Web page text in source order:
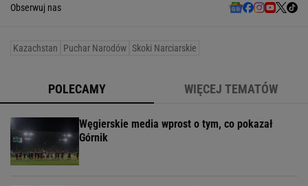
Obserwuj nas
Kazachstan Puchar Narodów Skoki Narciarskie
POLECAMY WIĘCEJ TEMATÓW
Węgierskie media wprost o tym, co pokazał
Górnik